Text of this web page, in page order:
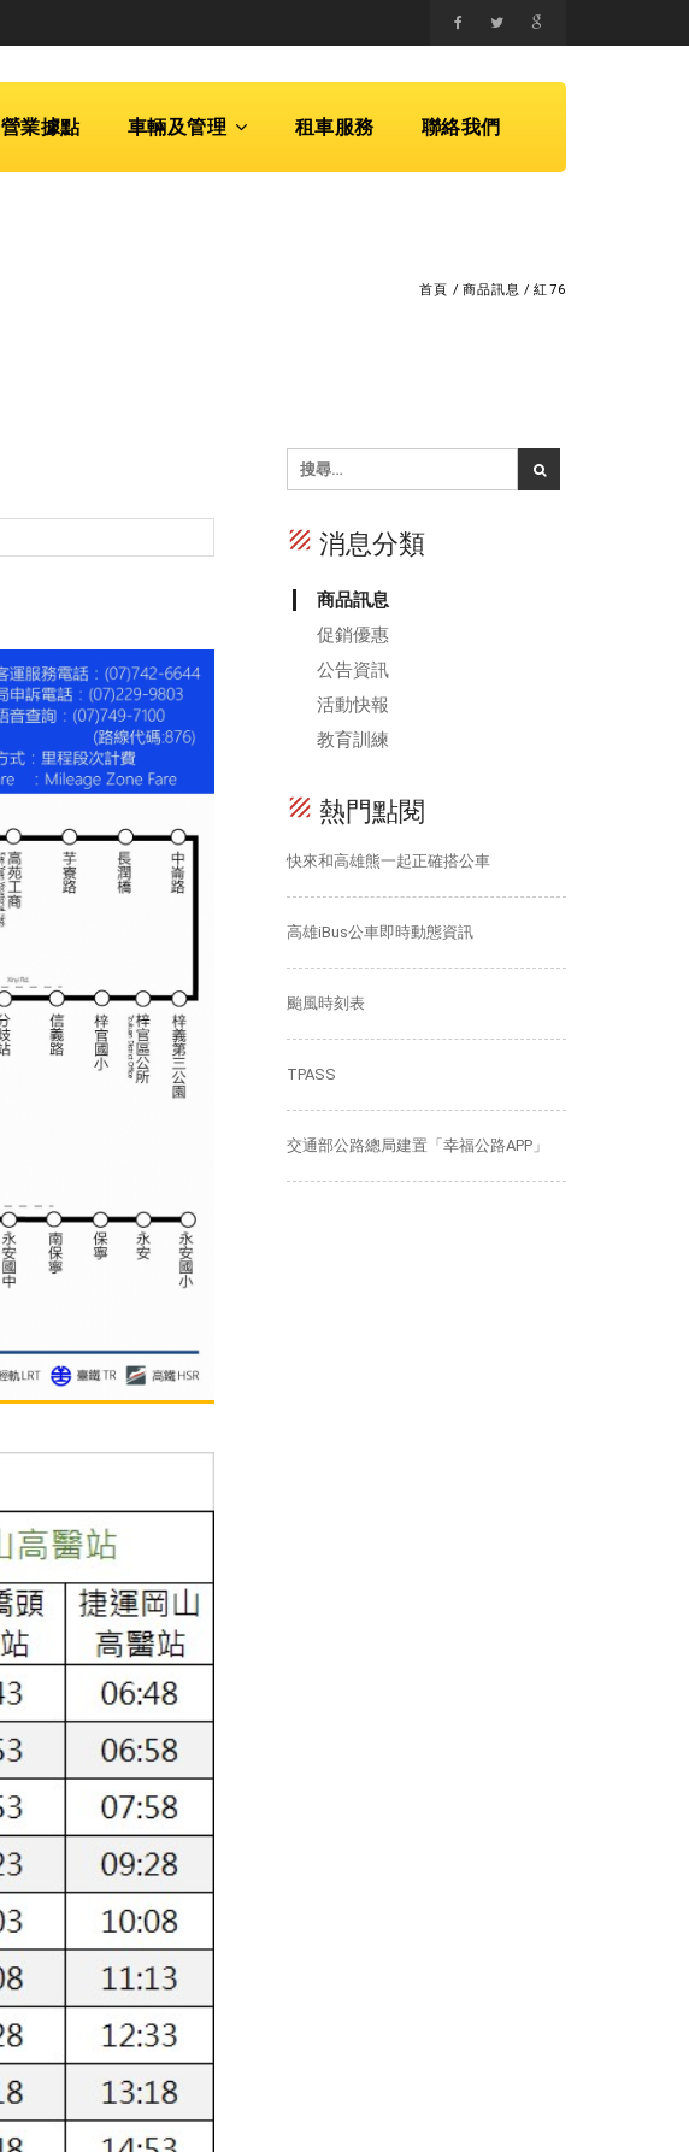
營業據點 車輛及管理 租車服務 聯絡我們
首頁 / 商品訊息 /紅76
texture 消息分類
商品訊息
促銷優惠
公告資訊
活動快報
教育訓練
texture 熱門點閱
快來和高雄熊一起正確搭公車
高雄iBus公車即時動態資訊
颱風時刻表
TPASS
交通部公路總局建置「幸福公路APP」